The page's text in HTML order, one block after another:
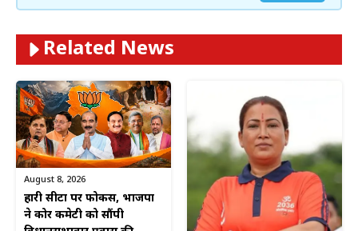
Related News
August 8, 2026
हारी सीटों पर फोकस, भाजपा
ने कोर कमेटी को सौंपी